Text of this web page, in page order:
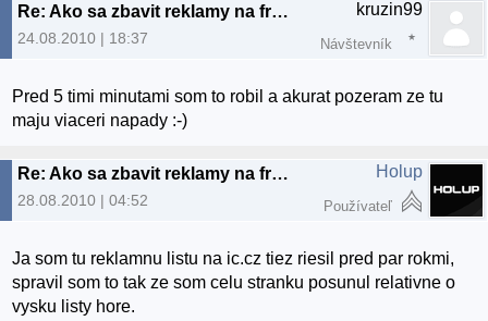
Re: Ako sa zbavit reklamy na freehostingoch
24.08.2010 | 18:37
kruzin99
Návštevník
Pred 5 timi minutami som to robil a akurat pozeram ze tu
maju viaceri napady :-)
Re: Ako sa zbavit reklamy na freehostingoch
28.08.2010 | 04:52
Holup
Používateľ
Ja som tu reklamnu listu na ic.cz tiez riesil pred par rokmi,
spravil som to tak ze som celu stranku posunul relativne o
vysku listy hore.